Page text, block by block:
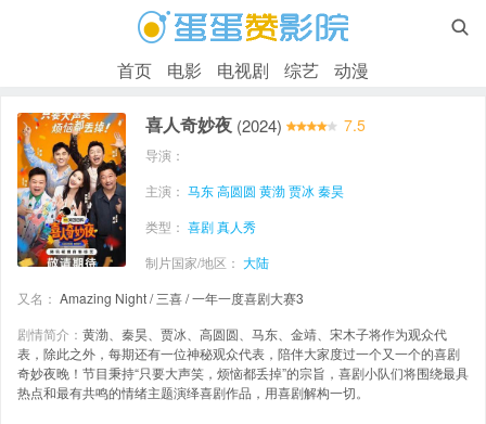

首页 电影 电视剧 综艺 动漫
喜人奇妙夜 (2024) 7.5
导演：
主演： 马东高圆圆 黄渤贾冰 秦昊
类型： 喜剧真人秀
制片国家/地区： 大陆
又名： Amazing Night / 三喜 / 一年一度喜剧大赛3
剧情简介： 黄渤、秦昊、贾冰、高圆圆、马东、金靖、宋木子将作为观众代
表，除此之外，每期还有一位神秘观众代表，陪伴大家度过一个又一个的喜剧
奇妙夜晚！节目秉持“只要大声笑，烦恼都丢掉”的宗旨，喜剧小队们将围绕最具
热点和最有共鸣的情绪主题演绎喜剧作品，用喜剧解构一切。